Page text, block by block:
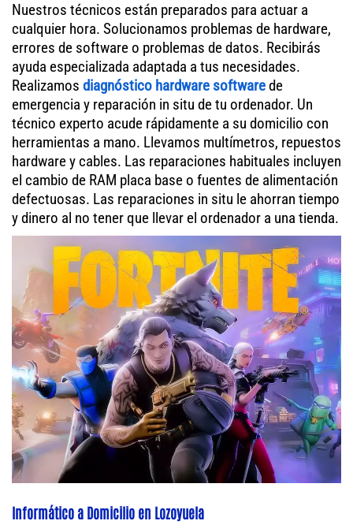
Nuestros técnicos están preparados para actuar a
cualquier hora. Solucionamos problemas de hardware,
errores de software o problemas de datos. Recibirás
ayuda especializada adaptada a tus necesidades.
Realizamos diagnóstico hardware softwarede
emergencia y reparación in situ de tu ordenador. Un
técnico experto acude rápidamente a su domicilio con
herramientas a mano. Llevamos multímetros, repuestos
hardware y cables. Las reparaciones habituales incluyen
el cambio de RAM placa base o fuentes de alimentación
defectuosas. Las reparaciones in situ le ahorran tiempo
y dinero al no tener que llevar el ordenador a una tienda.
Informático a Domicilio en Lozoyuela